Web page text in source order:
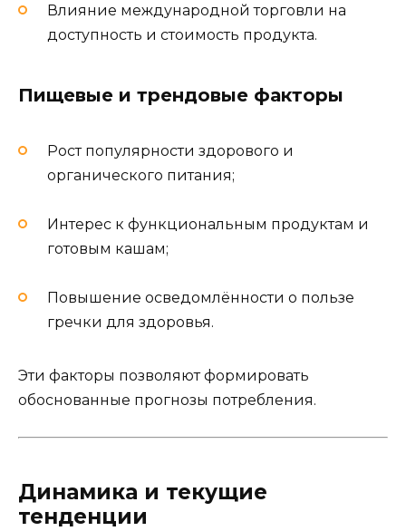
Влияние международной торговли на
доступность и стоимость продукта.
Пищевые и трендовые факторы
Рост популярности здорового и
органического питания;
Интерес к функциональным продуктам и
готовым кашам;
Повышение осведомлённости о пользе
гречки для здоровья.
Эти факторы позволяют формировать
обоснованные прогнозы потребления.
Динамика и текущие
тенденции